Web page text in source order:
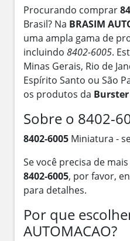
Procurando comprar
Brasil? Na BRASIM
uma ampla gama de
incluindo 8402-6005.
Minas Gerais, Rio de
Espírito Santo ou São
os produtos da Burster
Sobre o 8402-
8402-6005 Miniatura -
Se você precisa de
8402-6005, por favor,
para detalhes.
Por que
AUTOMACAO?